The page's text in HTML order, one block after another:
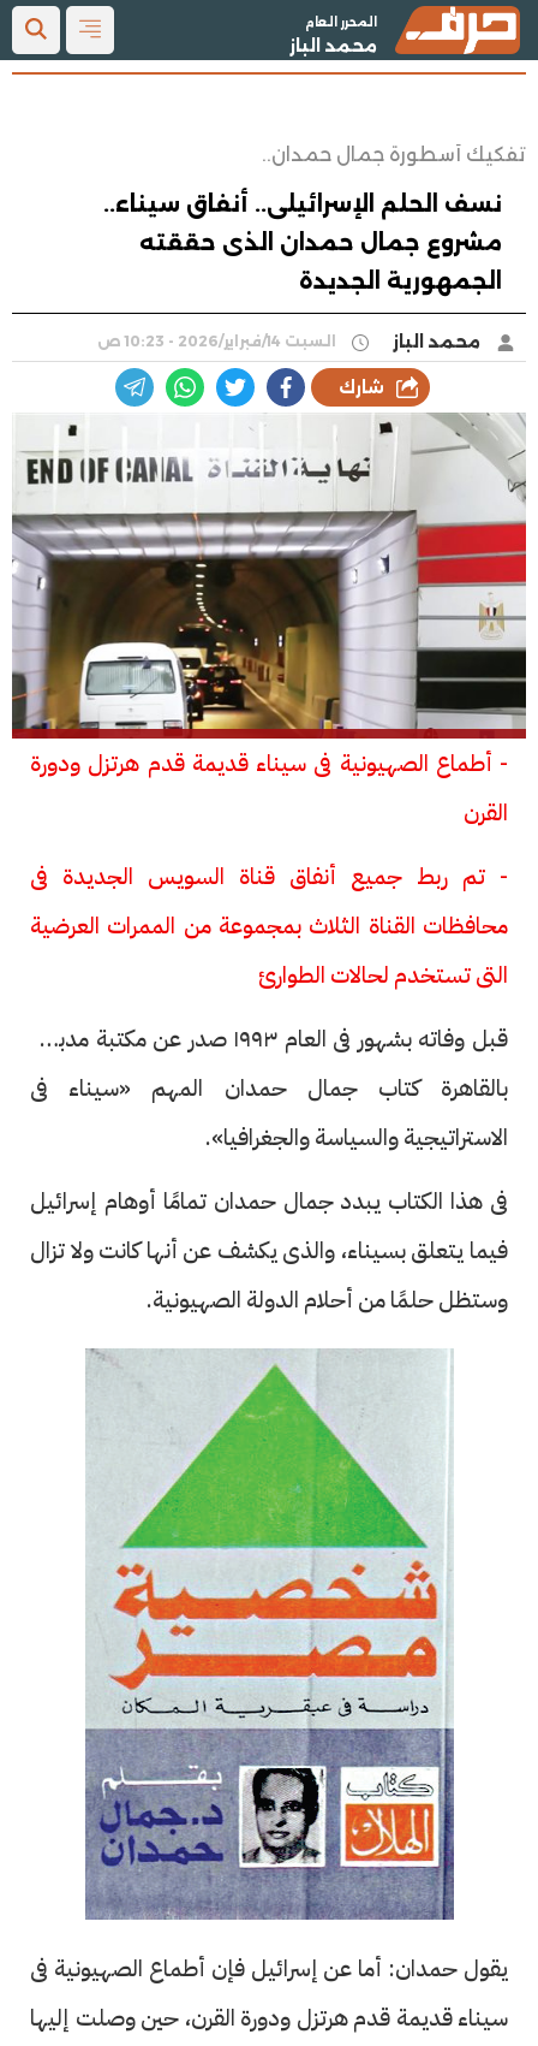
المحرر العام
محمد الباز
تفكيك أسطورة جمال حمدان..
نسف الحلم الإسرائيلى.. أنفاق سيناء..
مشروع جمال حمدان الذى حققته
الجمهورية الجديدة
محمد الباز السبت 14/فبراير/2026 - 10:23 ص
شارك
- أطماع الصهيونية فى سيناء قديمة قدم هرتزل ودورة
القرن
- تم ربط جميع أنفاق قناة السويس الجديدة فى
محافظات القناة الثلاث بمجموعة من الممرات العرضية
التى تستخدم لحالات الطوارئ
قبل وفاته بشهور فى العام ١٩٩٣ صدر عن مكتبة مدبولى
بالقاهرة كتاب جمال حمدان المهم «سيناء فى
الاستراتيجية والسياسة والجغرافيا».
فى هذا الكتاب يبدد جمال حمدان تمامًا أوهام إسرائيل
فيما يتعلق بسيناء، والذى يكشف عن أنها كانت ولا تزال
وستظل حلمًا من أحلام الدولة الصهيونية.
يقول حمدان: أما عن إسرائيل فإن أطماع الصهيونية فى
سيناء قديمة قدم هرتزل ودورة القرن، حين وصلت إليها